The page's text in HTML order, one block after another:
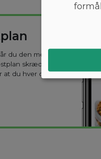
du den mest
skræddersyes til
at du hver dag holder